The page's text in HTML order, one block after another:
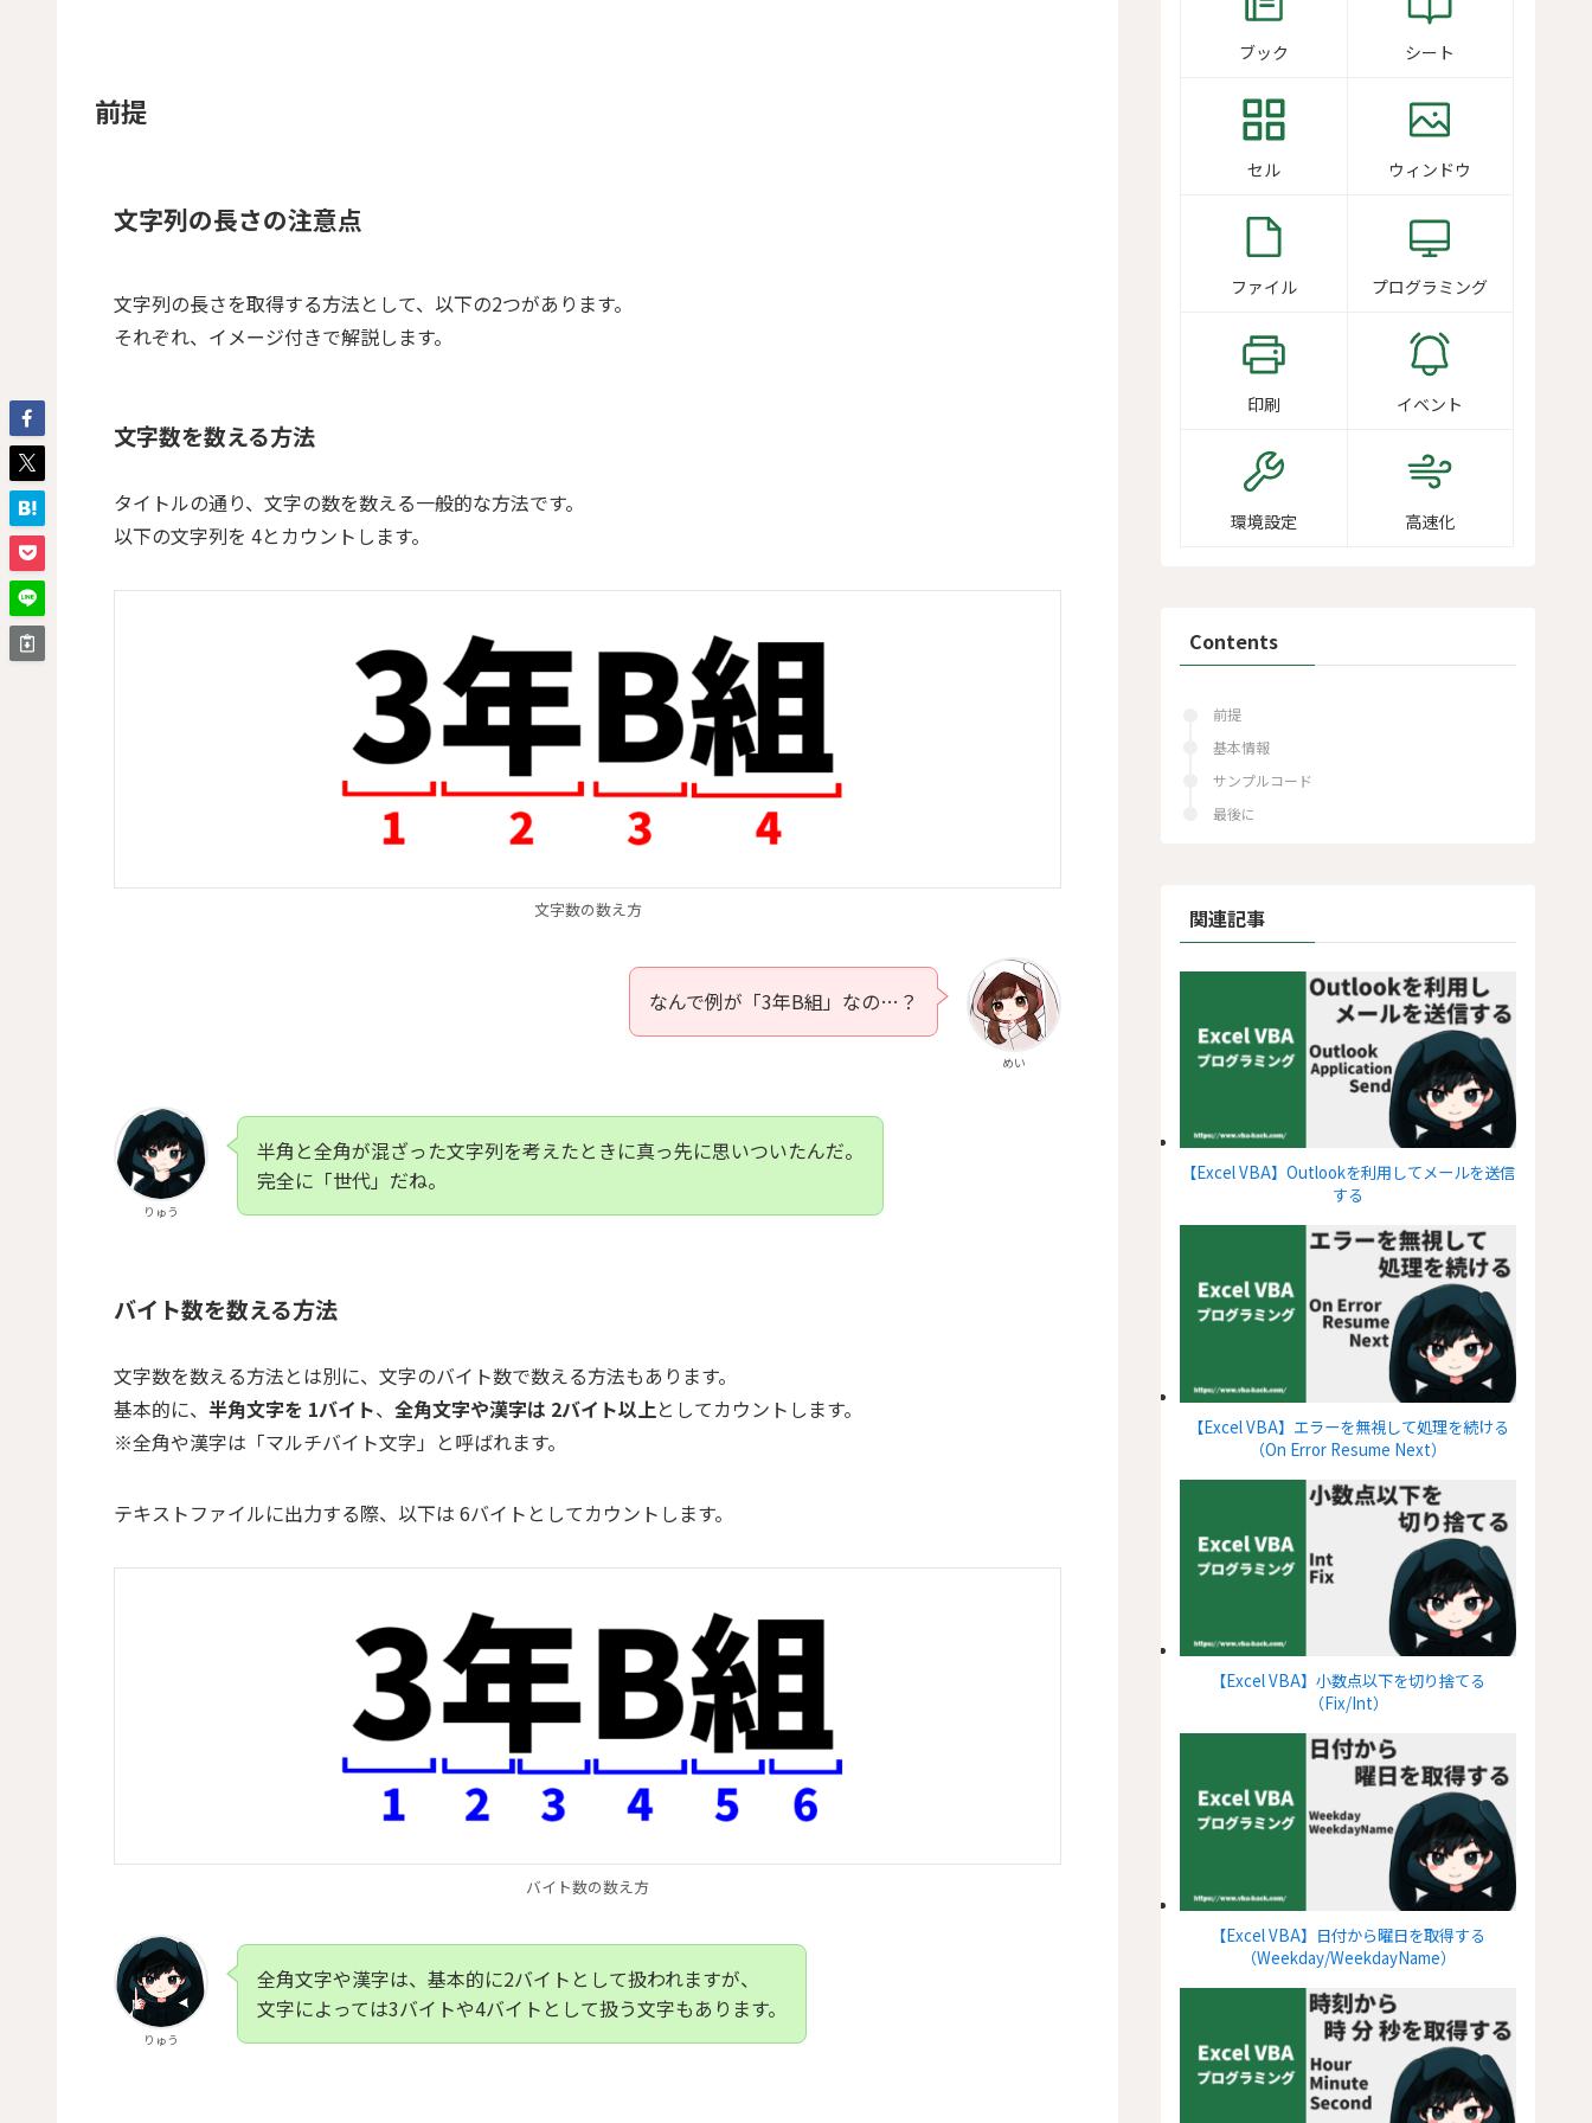
前提
文字列の長さの注意点
文字列の長さを取得する方法として、以下の2つがあります。
それぞれ、イメージ付きで解説します。
文字数を数える方法
タイトルの通り、文字の数を数える一般的な方法です。
以下の文字列を 4とカウントします。
文字数の数え方
めい
なんで例が「3年B組」なの…？
りゅう
半角と全角が混ざった文字列を考えたときに真っ先に思いついたんだ。
完全に「世代」だね。
バイト数を数える方法
文字数を数える方法とは別に、文字のバイト数で数える方法もあります。
基本的に、 半角文字を 1バイト、 全角文字や漢字は 2バイト以上としてカウントします。
※全角や漢字は「マルチバイト文字」と呼ばれます。
テキストファイルに出力する際、以下は 6バイトとしてカウントします。
バイト数の数え方
りゅう
全角文字や漢字は、基本的に2バイトとして扱われますが、
文字によっては3バイトや4バイトとして扱う文字もあります。
ブック シート
セル ウィンドウ
ファイル プログラミング
印刷 イベント
環境設定 高速化
Contents
前提
基本情報
サンプルコード
最後に
関連記事
【Excel VBA】Outlookを利用してメールを送信
する
【Excel VBA】エラーを無視して処理を続ける
（On Error Resume Next）
【Excel VBA】小数点以下を切り捨てる
（Fix/Int）
【Excel VBA】日付から曜日を取得する
（Weekday/WeekdayName）